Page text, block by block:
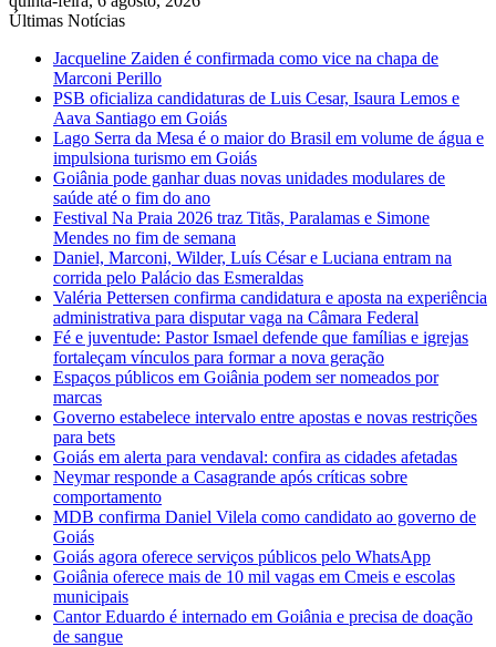
Últimas Notícias
Jacqueline Zaiden é confirmada como vice na chapa de
Marconi Perillo
PSB oficializa candidaturas de Luis Cesar, Isaura Lemos e
Aava Santiago em Goiás
Lago Serra da Mesa é o maior do Brasil em volume de água e
impulsiona turismo em Goiás
Goiânia pode ganhar duas novas unidades modulares de
saúde até o fim do ano
Festival Na Praia 2026 traz Titãs, Paralamas e Simone
Mendes no fim de semana
Daniel, Marconi, Wilder, Luís César e Luciana entram na
corrida pelo Palácio das Esmeraldas
Valéria Pettersen confirma candidatura e aposta na experiência
administrativa para disputar vaga na Câmara Federal
Fé e juventude: Pastor Ismael defende que famílias e igrejas
fortaleçam vínculos para formar a nova geração
Espaços públicos em Goiânia podem ser nomeados por
marcas
Governo estabelece intervalo entre apostas e novas restrições
para bets
Goiás em alerta para vendaval: confira as cidades afetadas
Neymar responde a Casagrande após críticas sobre
comportamento
MDB confirma Daniel Vilela como candidato ao governo de
Goiás
Goiás agora oferece serviços públicos pelo WhatsApp
Goiânia oferece mais de 10 mil vagas em Cmeis e escolas
municipais
Cantor Eduardo é internado em Goiânia e precisa de doação
de sangue